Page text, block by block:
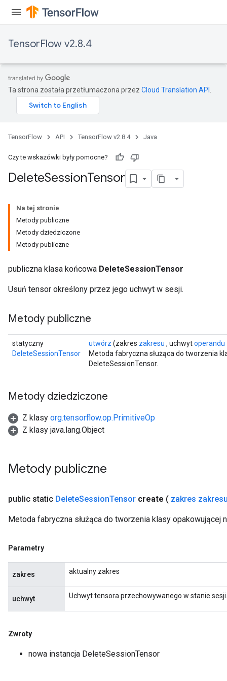
TensorFlow v2.8.4
Ta strona została przetłumaczona przez Cloud Translation API
TensorFlow API TensorFlow v2.8.4 Java
Czy te wskazówki były pomocne?
DeleteSessionTensor
Na tej stronie
Metody publiczne
Metody dziedziczone
Metody publiczne
publiczna klasa końcowa DeleteSessionTensor
Usuń tensor określony przez jego uchwyt w sesji.
Metody publiczne
statyczny
DeleteSessionTensor
utwórz (zakres zakresu , uchwytoperandu
Metoda fabryczna służąca do tworzenia
DeleteSessionTensor.
Metody dziedziczone
Z klasy org.tensorflow.op.PrimitiveOp
Z klasy java.lang.Object
Metody publiczne
public static DeleteSessionTensor create ( zakres
Metoda fabryczna służąca do tworzenia klasy opakowującej
Parametry
zakres aktualny zakres
uchwyt Uchwyt tensora przechowywanego w stanie sesji.
Zwroty
nowa instancja DeleteSessionTensor